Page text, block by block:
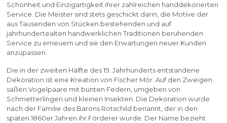
Schönheit und Einzigartigkeit ihrer zahlreichen handdekorierten
Service. Die Meister sind stets geschickt darin, die Motive der
aus Tausenden von Stücken bestehenden und auf
jahrhundertealten handwerklichen Traditionen beruhenden
Service zu erneuern und sie den Erwartungen neuer Kunden
anzupassen.
Die in der zweiten Hälfte des 19. Jahrhunderts entstandene
Dekoration ist eine Kreation von Fischer Mór. Auf den Zweigen
saßen Vogelpaare mit bunten Federn, umgeben von
Schmetterlingen und kleinen Insekten. Die Dekoration wurde
nach der Familie des Barons Rotschild benannt, der in den
späten 1860er Jahren ihr Förderer wurde. Der Name bezieht